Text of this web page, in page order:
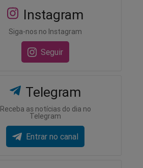
Instagram
Siga-nos no Instagram
Seguir
Telegram
Receba as notícias do dia no
Telegram
Entrar no canal